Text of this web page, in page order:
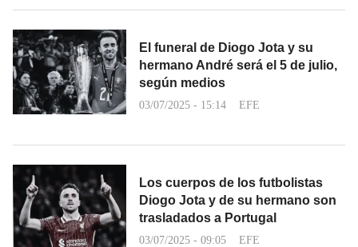
El funeral de Diogo Jota y su
hermano André será el 5 de julio,
según medios
03/07/2025 - 15:14 EFE
Los cuerpos de los futbolistas
Diogo Jota y de su hermano son
trasladados a Portugal
03/07/2025 - 09:05 EFE